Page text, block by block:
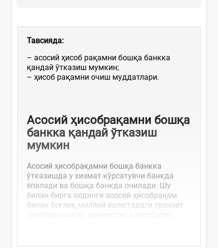
Тавсияда:
– асосий ҳисоб рақамни бошқа банкка
қандай ўтказиш мумкин;
– ҳисоб рақамни очиш муддатлари.
Асосий ҳисобрақамни бошқа
банкка қандай ўтказиш
мумкин
Асосий ҳисобрақамни бошқа банкка
ўтказишда у хизмат кўрсатувчи банкда
ёпилади ва бошқа банкда очилади. Шу
билан бирга олдинги асосий ҳисобрақам
билан боғлиқ миллий валютадаги транзит